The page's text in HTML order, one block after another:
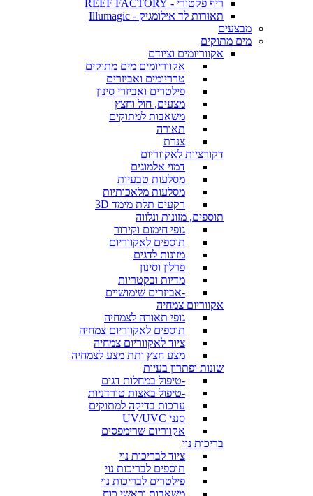
ריף פקטורי - REEF FACTORY
תאורות לד אילומגיק - Illumagic
מבצעים
מים מתוקים
אקווריומים וציודם
אקווריומים מים מתוקים
טרריומים ואביזרים
פילטרים ואביזרי סינון
מצעים, חול וחצץ
משאבות למתוקים
תאורה
צנרת
דקורציות לאקווריום
דמוי אלמוגים
מסלעות טבעיות
מסלעות מלאכותיות
רקעים תלת מימד 3D
תוספים, מזונות ונלווה
גופי חימום וקירור
תוספים לאקווריום
מזונות לדגים
פרלון וסינון
מדיות ובקטריות
-אביזרים שימושיים
אקווריום צמחיה
גופי תאורה לצמחיה
תוספים לאקווריום צמחיה
ציוד לאקווריום צמחיה
מצע חצץ ותת מצע לצמחיה
שונות ופתרון בעיות
-טיפול במחלות דגים
-טיפול באצות טורדניות
ערכות בדיקה למתוקים
סנני UV/UVC
אקווריום שרימפסים
בריכות נוי
ציוד לבריכות נוי
תוספים לבריכות נוי
פילטרים לבריכות נוי
משאבות וראשי כוח